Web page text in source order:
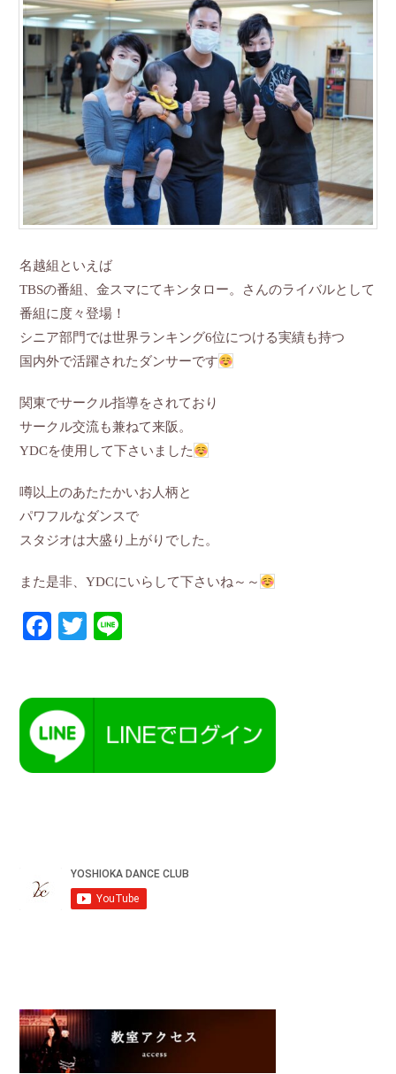
名越組といえば
TBSの番組、金スマにてキンタロー。さんのライバルとして
番組に度々登場！
シニア部門では世界ランキング6位につける実績も持つ
国内外で活躍されたダンサーです
関東でサークル指導をされており
サークル交流も兼ねて来阪。
YDCを使用して下さいました
噂以上のあたたかいお人柄と
パワフルなダンスで
スタジオは大盛り上がりでした。
また是非、YDCにいらして下さいね～～
Facebook
Twitter